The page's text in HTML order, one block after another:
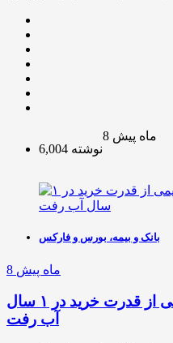
6,004 نوشته
8 ماه پیش
بانک و بیمه، بورس و فارکس
8 ماه پیش
روزهای سختِ کارگران؛ نیمی از قدرت خرید در ۱ سال
آب رفت